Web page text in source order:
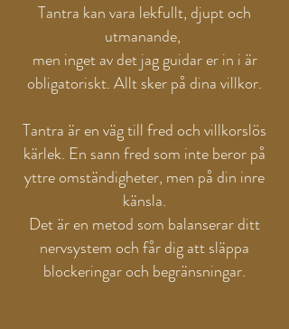
Tantra kan vara lekfullt, djupt och
utmanande,
men inget av det jag guidar er in i är
obligatoriskt. Allt sker på dina villkor.
Tantra är en väg till fred och villkorslös
kärlek. En sann fred som inte beror på
yttre omständigheter, men på din inre
känsla.
Det är en metod som balanserar ditt
nervsystem och får dig att släppa
blockeringar och begränsningar.